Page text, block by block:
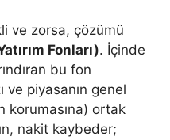
ve zorsa, çözümü
Fonları). İçinde
bu fon
ve piyasanın genel
korumasına) ortak
nakit kaybeder;